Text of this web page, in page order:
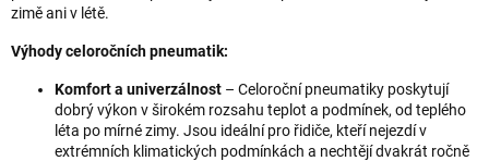
zimě ani v létě.
Výhody celoročních pneumatik:
Komfort a univerzálnost – Celoroční pneumatiky poskytují
dobrý výkon v širokém rozsahu teplot a podmínek, od teplého
léta po mírné zimy. Jsou ideální pro řidiče, kteří nejezdí v
extrémních klimatických podmínkách a nechtějí dvakrát ročně